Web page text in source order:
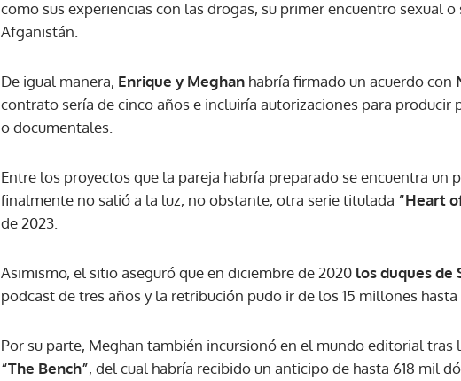
como sus experiencias con las drogas, su primer encuentro sexual
Afganistán.
De igual manera, Enrique y Meghan habría firmado un acuerdo con
contrato sería de cinco años e incluiría autorizaciones para
o documentales.
Entre los proyectos que la pareja habría preparado se encuentra
finalmente no salió a la luz, no obstante, otra serie titulada “Heart
de 2023.
Asimismo, el sitio aseguró que en diciembre de 2020 los duques de
podcast de tres años y la retribución pudo ir de los 15 millones
Por su parte, Meghan también incursionó en el mundo editorial
“The Bench”, del cual habría recibido un anticipo de hasta 618 mil